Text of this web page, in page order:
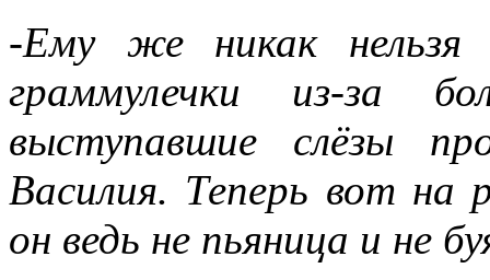
-Ему же никак
граммулечки из-за
выступавшие слёзы
Василия. Теперь вот на
он ведь не пьяница и не